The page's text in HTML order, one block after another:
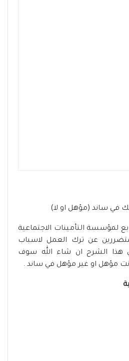
في ساند (مؤهل او لا)
لمؤسسة التأمينات الاجتماعية
عن ترك العمل لاسباب
هذا الشرح ان شاء الله سوف
مؤهل او غير مؤهل في ساند .